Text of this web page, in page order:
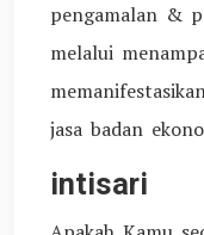
pengamalan &
melalui
jasa badan
intisari